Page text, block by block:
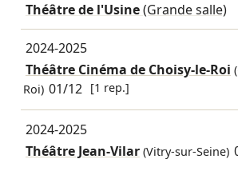
Théâtre de l'Usine(Grande salle)
2024-2025
Théâtre Cinéma de Choisy-le-Roi
Roi) 01/12 [1 rep.]
2024-2025
Théâtre Jean-Vilar(Vitry-sur-Seine)